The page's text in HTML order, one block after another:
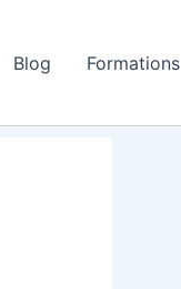
Blog Formations